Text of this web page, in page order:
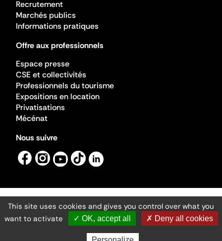
Recrutement
Marchés publics
Informations pratiques
Offre aux professionnels
Espace presse
CSE et collectivités
Professionnels du tourisme
Expositions en location
Privatisations
Mécénat
Nous suivre
Mentions légales
Gestion des cookies
Accessibilité numérique
Ministère de la Culture ©2026
- Cité de l'architecture et du patrimoine
This site uses cookies and gives you control over what you
want to activate
✓ OK, accept all ✗ Deny all cookies